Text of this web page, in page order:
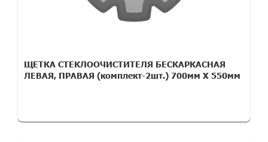
ЩЕТКА СТЕКЛООЧИСТИТЕЛЯ БЕСКАРКАСНАЯ
ЛЕВАЯ, ПРАВАЯ (комплект-2шт.) 700мм Х 550мм